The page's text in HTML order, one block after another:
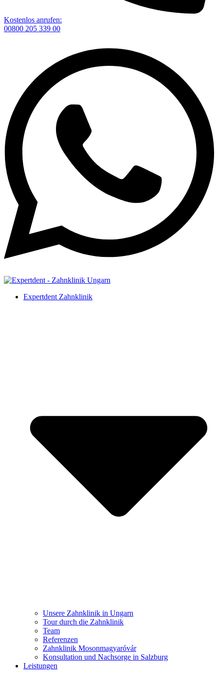
Kostenlos anrufen:
00800 205 339 00
Expertdent Zahnklinik
Unsere Zahnklinik in Ungarn
Tour durch die Zahnklinik
Team
Referenzen
Zahnklinik Mosonmagyaróvár
Konsultation und Nachsorge in Salzburg
Leistungen